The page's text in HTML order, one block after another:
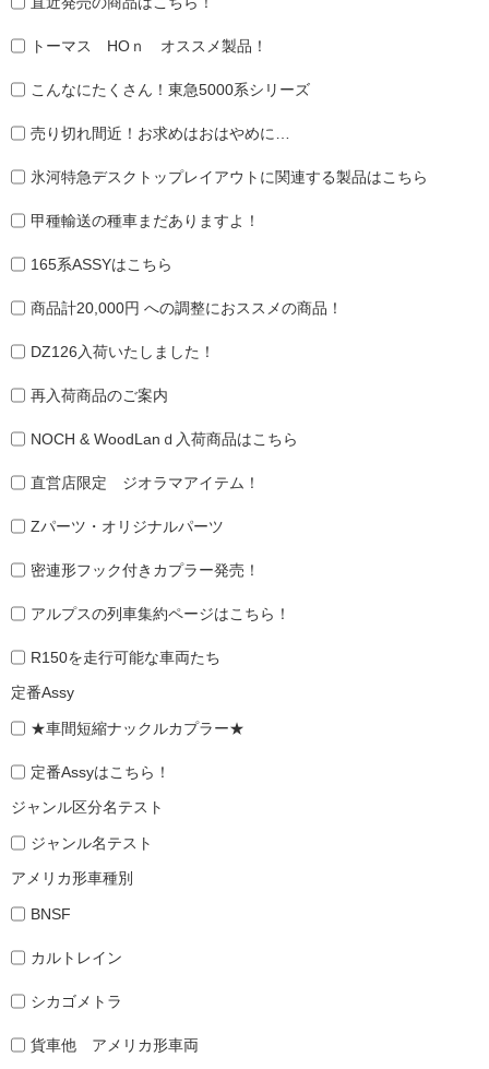
トーマス HOｎ オススメ製品！
こんなにたくさん！東急5000系シリーズ
売り切れ間近！お求めはおはやめに…
氷河特急デスクトップレイアウトに関連する製品はこちら
甲種輸送の種車まだありますよ！
165系ASSYはこちら
商品計20,000円 への調整におススメの商品！
DZ126入荷いたしました！
再入荷商品のご案内
NOCH & WoodLanｄ入荷商品はこちら
直営店限定 ジオラマアイテム！
Zパーツ・オリジナルパーツ
密連形フック付きカプラー発売！
アルプスの列車集約ページはこちら！
R150を走行可能な車両たち
定番Assy
★車間短縮ナックルカプラー★
定番Assyはこちら！
ジャンル区分名テスト
ジャンル名テスト
アメリカ形車種別
BNSF
カルトレイン
シカゴメトラ
貨車他 アメリカ形車両